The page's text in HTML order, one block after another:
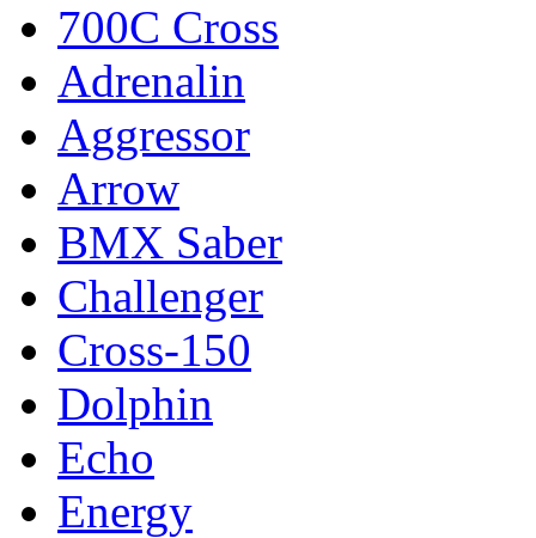
700C Cross
Adrenalin
Aggressor
Arrow
BMX Saber
Challenger
Cross-150
Dolphin
Echo
Energy